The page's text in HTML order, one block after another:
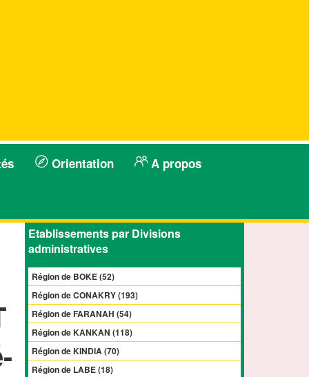
Orientation A propos
Etablissements par Divisions
administratives
Région de BOKE (52)
Région de CONAKRY (193)
Région de FARANAH (54)
Région de KANKAN (118)
Région de KINDIA (70)
Région de LABE (18)